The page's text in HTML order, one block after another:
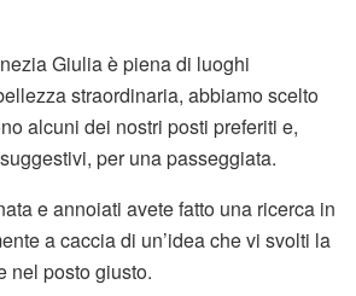
Giulia è piena di luoghi
straordinaria, abbiamo scelto
alcuni dei nostri posti preferiti e,
per una passeggiata.
e annoiati avete fatto una ricerca in
a caccia di un’idea che vi svolti la
nel posto giusto.